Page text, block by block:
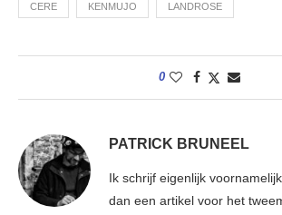
CERE KENMUJO LANDROSE
0
PATRICK BRUNEEL
Ik schrijf eigenlijk
dan een artikel voor het